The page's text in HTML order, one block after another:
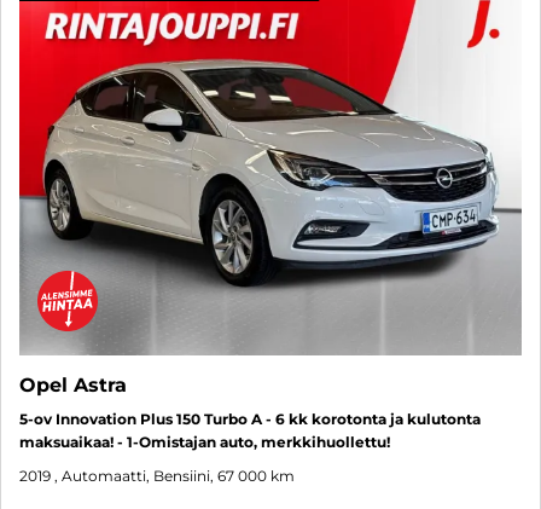
Opel Astra
5-ov Innovation Plus 150 Turbo A - 6 kk korotonta ja kulutonta
maksuaikaa! - 1-Omistajan auto, merkkihuollettu!
2019 , Automaatti, Bensiini, 67 000 km